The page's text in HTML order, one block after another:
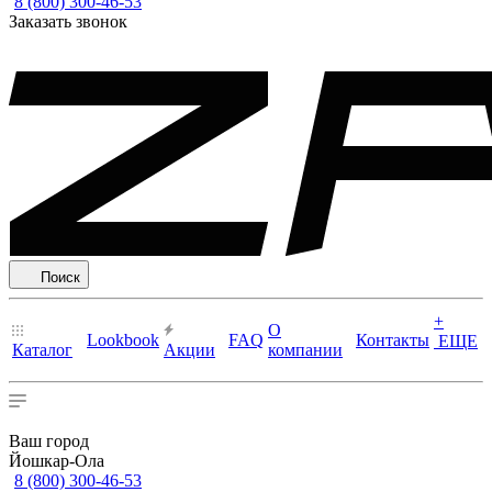
Заказать звонок
Поиск
Каталог
Lookbook
Акции
FAQ
О
компании
Контакты
+
ЕЩЕ
Ваш город
Йошкар-Ола
8 (800) 300-46-53